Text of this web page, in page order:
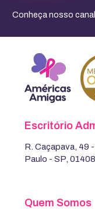
Conheça nosso
Escritório
R. Caçapava, 49
Paulo - SP,
Quem Somos